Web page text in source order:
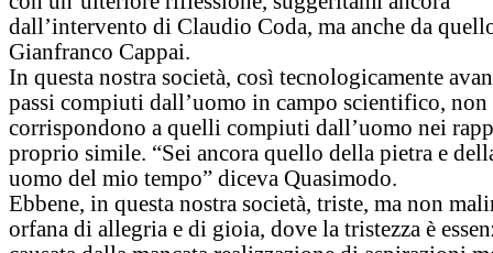
dall’intervento di Claudio Coda, ma anche da
Gianfranco Cappai.
In questa nostra società, così tecnologicamente
passi compiuti dall’uomo in campo scientifico, non
corrispondono a quelli compiuti dall’uomo nei
proprio simile. “Sei ancora quello della pietra e
uomo del mio tempo” diceva Quasimodo.
Ebbene, in questa nostra società, triste, ma non
orfana di allegria e di gioia, dove la tristezza è